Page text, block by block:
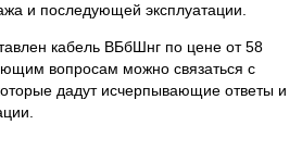
и последующей эксплуатации.
кабель ВБбШнг по цене от 58
вопросам можно связаться с
дадут исчерпывающие ответы и